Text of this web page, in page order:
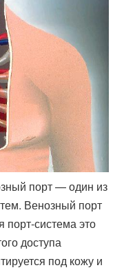
порт — один из
Венозный порт
система это
доступа
под кожу и